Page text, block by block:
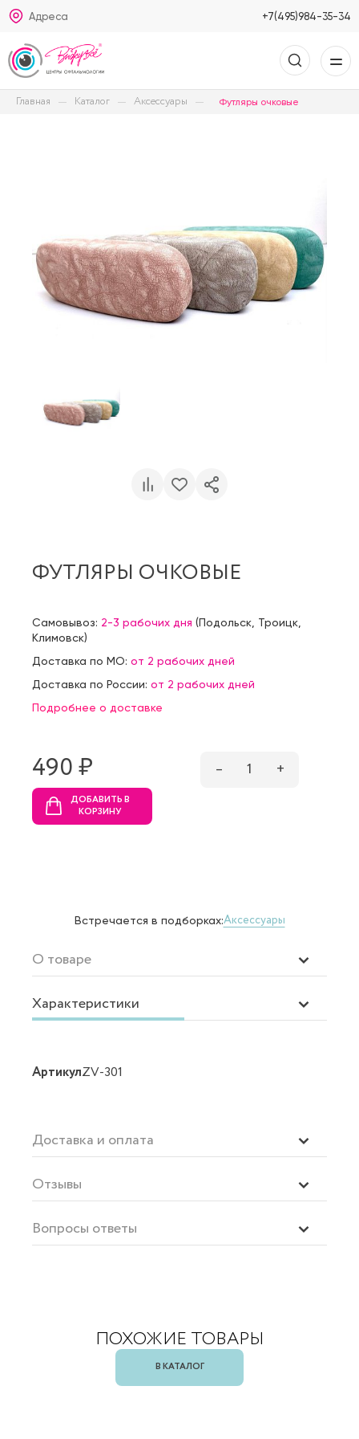
Адреса +7(495)984-35-34
Главная Каталог Аксессуары Футляры очковые
ФУТЛЯРЫ ОЧКОВЫЕ
Самовывоз: 2-3 рабочих дня (Подольск Троицк
Климовск)
Доставка по МО: от 2 рабочих дней
Доставка по России: от 2 рабочих дней
Подробнее о доставке
490 ₷ – 1 +
ДОБАВИТЬ В
КОРЗИНУ
Встречается в подборках:Аксессуары
О товаре
Характеристики
АртикулZV-301
Доставка и оплата
Отзывы
Вопросы ответы
ПОХОЖИЕ ТОВАРЫ
В КАТАЛОГ